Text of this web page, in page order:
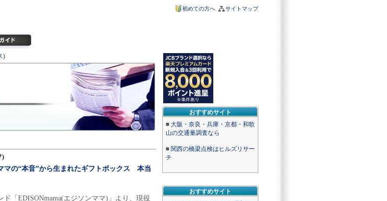
サイトマップ
初めての方へ
おすすめサイト
■ 大阪・奈良・兵庫・京都・和歌
山の交通量調査なら
■ 関西の橋梁点検はヒルズリサー
チ
おすすめサイト
)
)
マの“本音”から生まれたギフトボックス 本当
「EDISONmama(エジソンママ)」より、現役